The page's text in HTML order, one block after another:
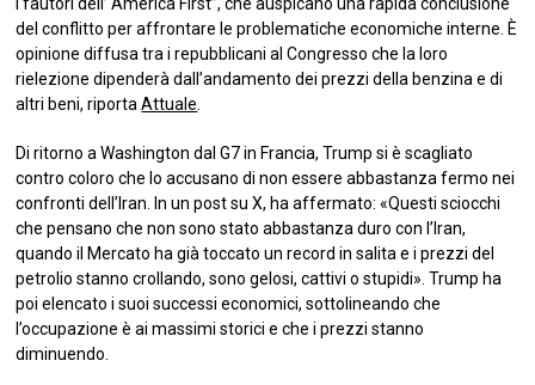
del conflitto per affrontare le problematiche economiche interne. È
opinione diffusa tra i repubblicani al Congresso che la loro
rielezione dipenderà dall’andamento dei prezzi della benzina e di
altri beni, riportaAttuale
Di ritorno a Washington dal G7 in Francia, Trump si è scagliato
contro coloro che lo accusano di non essere abbastanza fermo nei
confronti dell’Iran. In un post su X, ha affermato: «Questi sciocchi
che pensano che non sono stato abbastanza duro con l’Iran,
quando il Mercato ha già toccato un record in salita e i prezzi del
petrolio stanno crollando, sono gelosi, cattivi o stupidi». Trump ha
poi elencato i suoi successi economici, sottolineando che
l’occupazione è ai massimi storici e che i prezzi stanno
diminuendo.